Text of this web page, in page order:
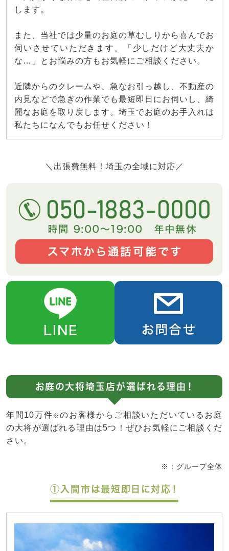
します。
また、当社では少量のお庭の草むしりから喜んでお
伺いさせていただきます。「少しだけど大丈夫か
な…」とお悩みの方もお気軽にご相談ください。
近隣からのクレームや、急なお引っ越し、不動産の
内見などで急ぎの作業でも最短即日にお伺いし、綺
麗なお庭を取り戻します。埼玉でお庭のお手入れは
私たちになんでもお任せください！
＼出張費無料！埼玉の全域に対応／
お庭の大将埼玉店が選ばれる理由！
年間10万件※のお客様からご相談いただいているお庭
の大将が選ばれる理由は5つ！ぜひお気軽にご相談くだ
さい。
※：グループ全体
①入間市は最短即日に対応！